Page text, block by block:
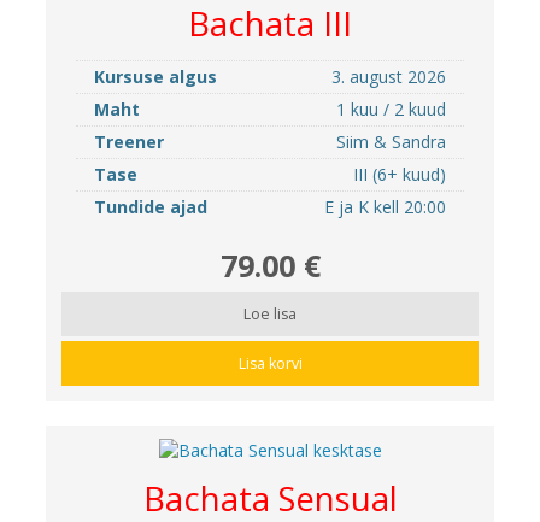
Bachata III
Kursuse algus
3. august 2026
Maht
1 kuu / 2 kuud
Treener
Siim & Sandra
Tase
III (6+ kuud)
Tundide ajad
E ja K kell 20:00
79.00 €
Loe lisa
Lisa korvi
Bachata Sensual